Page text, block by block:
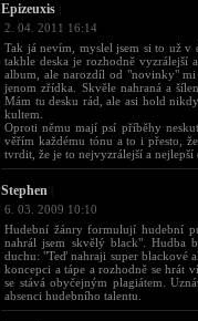
Epizeuxis
2. 04. 2011 16:14
Tak já nevím, myslel jsem si to už v
takhle deska je rozhodně vyzrálejší
album, ale narozdíl od "novinky"
jenom zřídka. Skvěle nahraná a
Mám tu desku rád, ale asi hold
kultem.
Oproti němu mají psí příběhy
věřím každému tónu a to i přesto,
tvrdit, že je to nejvyzrálejší a nejlepší
Stephen
6. 03. 2009 10:10
Hudební žánry formulují hudební
nahrál jsem skvělý black". Hudba
duchu: "Teď nahraji super blackové
koncepci a tápe a rozhodně se hrát
se stává obyčejným plagiátem.
absenci hudebního talentu.